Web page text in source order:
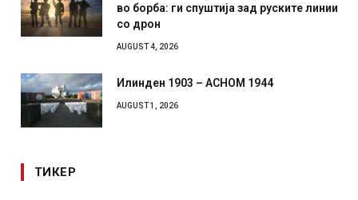
во борба: ги спуштија зад руските линии
со дрон
AUGUST 4, 2026
Илинден 1903 – АСНОМ 1944
AUGUST 1, 2026
ТИКЕР